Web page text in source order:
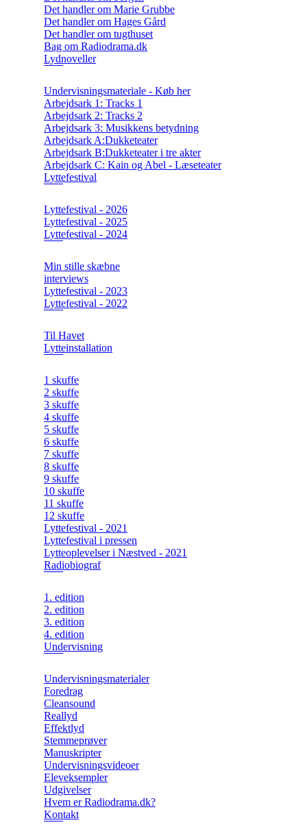
Det handler om Marie Grubbe
Det handler om Hages Gård
Det handler om tugthuset
Bag om Radiodrama.dk
Lydnoveller
Undervisningsmateriale - Køb her
Arbejdsark 1: Tracks 1
Arbejdsark 2: Tracks 2
Arbejdsark 3: Musikkens betydning
Arbejdsark A:Dukketeater
Arbejdsark B:Dukketeater i tre akter
Arbejdsark C: Kain og Abel - Læseteater
Lyttefestival
Lyttefestival - 2026
Lyttefestival - 2025
Lyttefestival - 2024
Min stille skæbne
interviews
Lyttefestival - 2023
Lyttefestival - 2022
Til Havet
Lytteinstallation
1 skuffe
2 skuffe
3 skuffe
4 skuffe
5 skuffe
6 skuffe
7 skuffe
8 skuffe
9 skuffe
10 skuffe
11 skuffe
12 skuffe
Lyttefestival - 2021
Lyttefestival i pressen
Lytteoplevelser i Næstved - 2021
Radiobiograf
1. edition
2. edition
3. edition
4. edition
Undervisning
Undervisningsmaterialer
Foredrag
Cleansound
Reallyd
Effektlyd
Stemmeprøver
Manuskripter
Undervisningsvideoer
Eleveksempler
Udgivelser
Hvem er Radiodrama.dk?
Kontakt